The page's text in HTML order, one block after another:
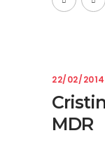
22/02/2014
MDR